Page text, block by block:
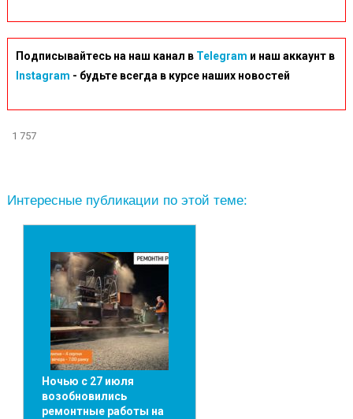
Подписывайтесь на наш канал в Telegram и наш аккаунт в
Instagram - будьте всегда в курсе наших новостей
1 757
Интересные публикации по этой теме:
Ночью с 27 июля
возобновились
ремонтные работы на